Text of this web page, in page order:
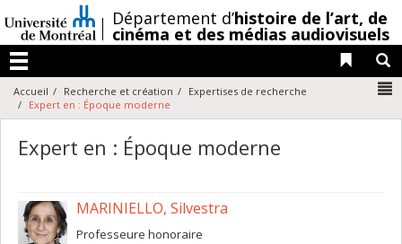
au
contenu
/Département d’histoire de l’art, de
cinéma et des médias audiovisuels
Menu
Liens
Accueil Recherche et création
Expertises de recherche
Expert en : Époque moderne
Expert en : Époque moderne
MARINIELLO, Silvestra
Professeure honoraire